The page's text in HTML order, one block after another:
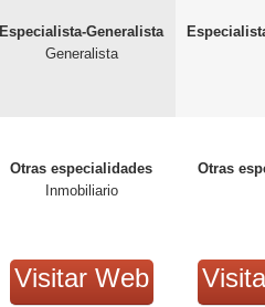
Especialista-Generalista
Generalista
Otras especialidades
Inmobiliario
Visitar Web
Otras